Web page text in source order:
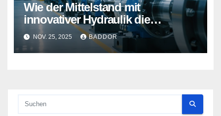
Wie der Mittelstand mit
innovativer Hydraulik die
Industrie von morgen gestaltet
NOV. 25, 2025 BADDOR